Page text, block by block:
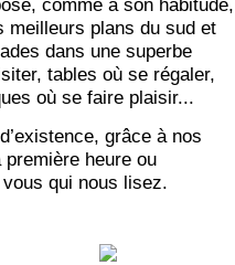
comme à son habitude,
meilleurs plans du sud et
dans une superbe
tables où se régaler,
où se faire plaisir...
grâce à nos
heure ou
vous qui nous lisez.